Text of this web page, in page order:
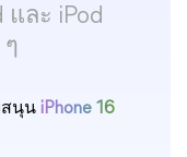
และ iPod
นุน iPhone 16